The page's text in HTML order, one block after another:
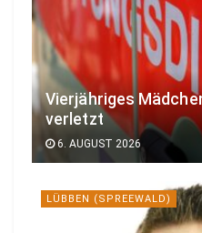
Vierjähriges
verletzt
6. AUGUST 2026
LÜBBEN (SPREEWALD)